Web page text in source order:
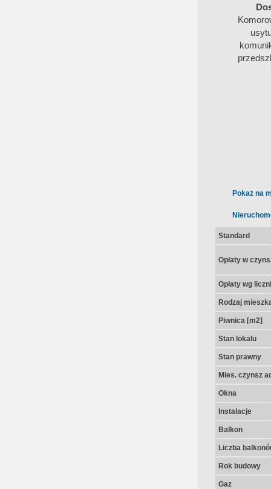
Pokaż na
Standard
Opłaty w
Opłaty wg
Rodzaj
Piwnica [m2]
Stan lokalu
Stan prawny
Mies. czynsz
Okna
Instalacje
Balkon
Liczba
Rok budowy
Gaz